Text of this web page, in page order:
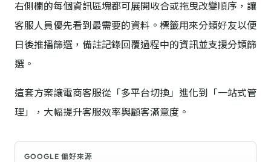
右側欄的每個資訊區塊都可展開收合或拖曳改變順序，讓
客服人員優先看到最需要的資料。標籤用來分類好友以便
日後推播篩選，備註記錄回覆過程中的資訊並支援分類篩
選。
這套方案讓電商客服從「多平台切換」進化到「一站式管
理」，大幅提升客服效率與顧客滿意度。
GOOGLE 偏好來源